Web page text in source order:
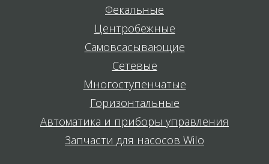
Фекальные
Центробежные
Самовсасывающие
Сетевые
Многоступенчатые
Горизонтальные
Автоматика и приборы управления
Запчасти для насосов Wilo